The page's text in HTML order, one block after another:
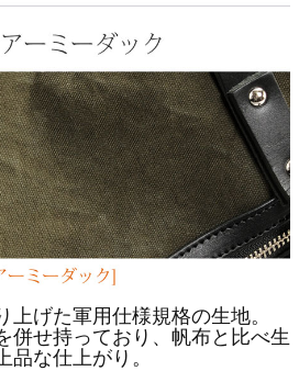
上げた軍用仕様規格の生地。
併せ持っており、帆布と比べ生
品な仕上がり。